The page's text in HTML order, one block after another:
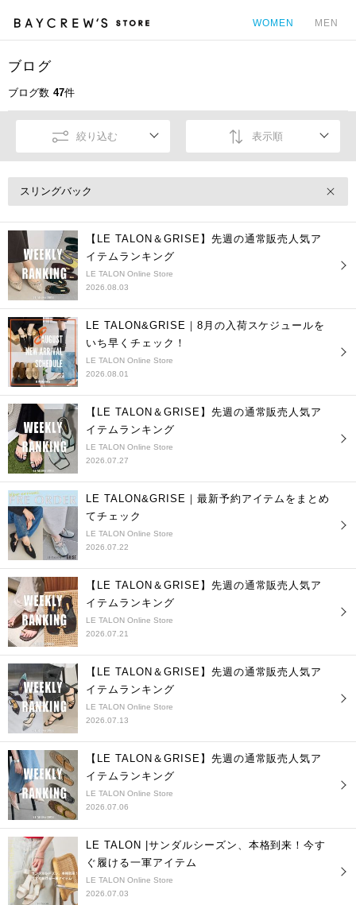
WOMEN MEN
ブログ
ブログ数 47件
絞り込む 表示順
スリングバック
【LE TALON＆GRISE】先週の通常販売人気ア
イテムランキング
LE TALON Online Store
2026.08.03
LE TALON&GRISE｜8月の入荷スケジュールを
いち早くチェック！
LE TALON Online Store
2026.08.01
【LE TALON＆GRISE】先週の通常販売人気ア
イテムランキング
LE TALON Online Store
2026.07.27
LE TALON&GRISE｜最新予約アイテムをまとめ
てチェック
LE TALON Online Store
2026.07.22
【LE TALON＆GRISE】先週の通常販売人気ア
イテムランキング
LE TALON Online Store
2026.07.21
【LE TALON＆GRISE】先週の通常販売人気ア
イテムランキング
LE TALON Online Store
2026.07.13
【LE TALON＆GRISE】先週の通常販売人気ア
イテムランキング
LE TALON Online Store
2026.07.06
LE TALON |サンダルシーズン、本格到来！今す
ぐ履ける一軍アイテム
LE TALON Online Store
2026.07.03